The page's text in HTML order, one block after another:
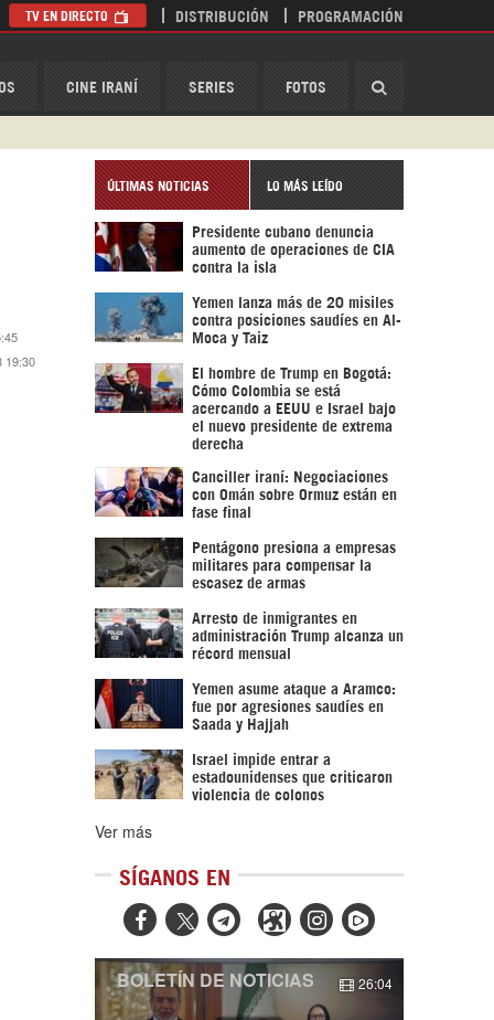
CINE IRANÍ SERIES FOTOS
TV EN DIRECTO DISTRIBUCIÓN PROGRAMACIÓN
19:30
ÚLTIMAS NOTICIAS LO MÁS LEÍDO
Presidente cubano denuncia
aumento de operaciones de CIA
contra la isla
Yemen lanza más de 20 misiles
contra posiciones saudíes en Al-
Moca y Taiz
El hombre de Trump en Bogotá:
Cómo Colombia se está
acercando a EEUU e Israel bajo
el nuevo presidente de extrema
derecha
Canciller iraní: Negociaciones
con Omán sobre Ormuz están en
fase final
Pentágono presiona a empresas
militares para compensar la
escasez de armas
Arresto de inmigrantes en
administración Trump alcanza un
récord mensual
Yemen asume ataque a Aramco:
fue por agresiones saudíes en
Saada y Hajjah
Israel impide entrar a
estadounidenses que criticaron
violencia de colonos
Ver más
SÍGANOS EN
  
BOLETÍN DE NOTICIAS 26:04